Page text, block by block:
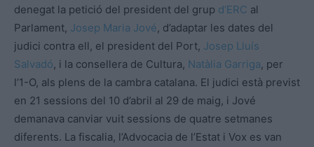
denegat la petició del president del grup d’ERC al
Parlament, Josep Maria Jové, d’adaptar les dates del
judici contra ell, el president del Port, Josep Lluís
Salvadó, i la consellera de Cultura, Natàlia Garriga, per
l’1-O, als plens de la cambra catalana. El judici està previst
en 21 sessions del 10 d’abril al 29 de maig, i Jové
demanava canviar vuit sessions de quatre setmanes
diferents. La fiscalia, l’Advocacia de l’Estat i Vox es van